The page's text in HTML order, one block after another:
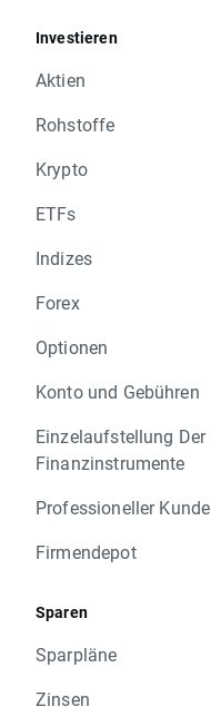
Investieren
Aktien
Rohstoffe
Krypto
ETFs
Indizes
Forex
Optionen
Konto und Gebühren
Einzelaufstellung Der
Finanzinstrumente
Professioneller Kunde
Firmendepot
Sparen
Sparpläne
Zinsen